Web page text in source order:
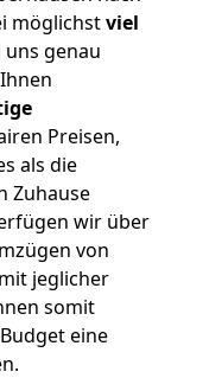
möglichstviel
uns genau
Preisen,
als die
Zuhause
wir über
von
jeglicher
somit
eine